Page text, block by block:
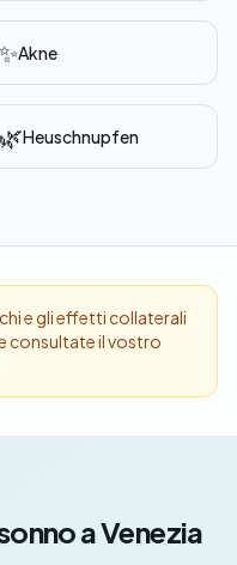
✨Akne
🌿Heuschnupfen
e gli effetti collaterali
consultate il vostro
a Venezia